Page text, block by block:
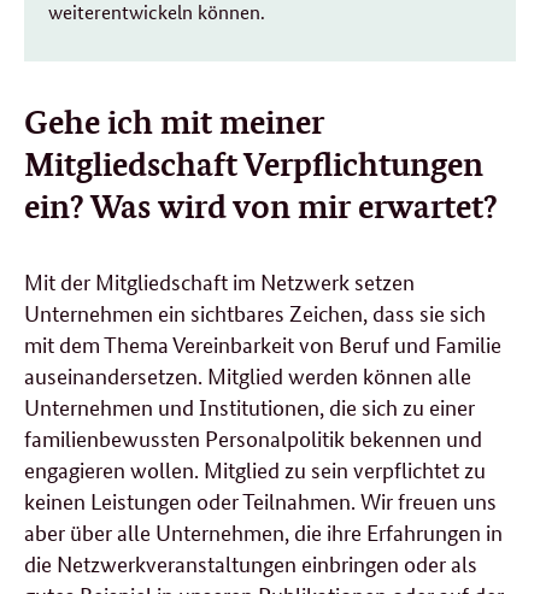
weiterentwickeln können.
Gehe ich mit meiner
Mitgliedschaft Verpflichtungen
ein? Was wird von mir erwartet?
Mit der Mitgliedschaft im Netzwerk setzen
Unternehmen ein sichtbares Zeichen, dass sie sich
mit dem Thema Vereinbarkeit von Beruf und Familie
auseinandersetzen. Mitglied werden können alle
Unternehmen und Institutionen, die sich zu einer
familienbewussten Personalpolitik bekennen und
engagieren wollen. Mitglied zu sein verpflichtet zu
keinen Leistungen oder Teilnahmen. Wir freuen uns
aber über alle Unternehmen, die ihre Erfahrungen in
die Netzwerkveranstaltungen einbringen oder als